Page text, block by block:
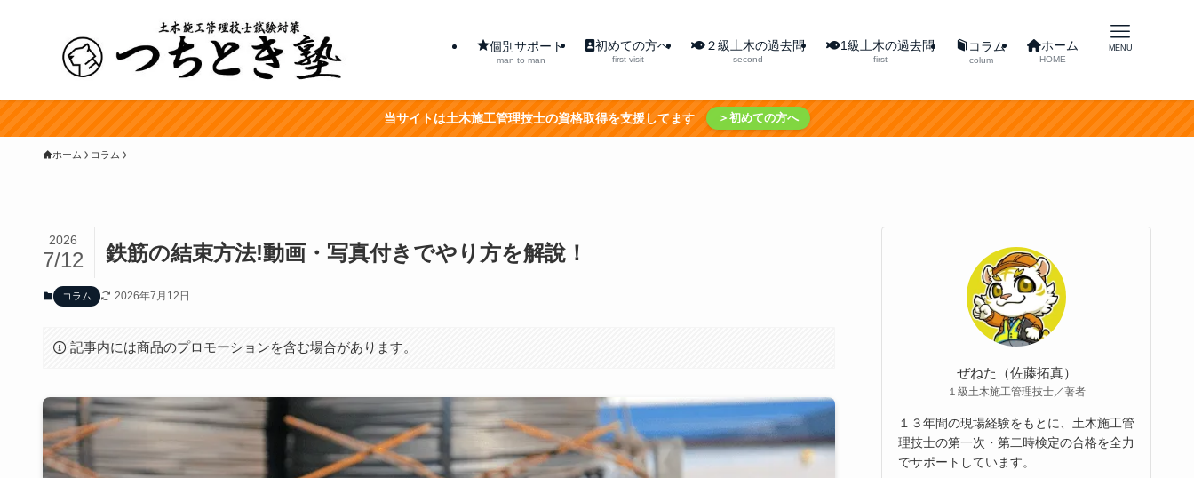
個別サポート
man to man
初めての方へ
first visit
２級土木の過去問
second
1級土木の過去問
first
コラム
colum
ホーム
HOME
MENU
当サイトは土木施工管理技士の資格取得を支援してます ＞初めての方へ
ホーム コラム
鉄筋の結束方法!動画・写真付きでやり方を解說！
2026
7/12
コラム 2026年7月12日
記事内には商品のプロモーションを含む場合があります。
ぜねた（佐藤拓真）
１級土木施工管理技士／著者
１３年間の現場経験をもとに、土木施工管
理技士の第一次・第二時検定の合格を全力
でサポートしています。